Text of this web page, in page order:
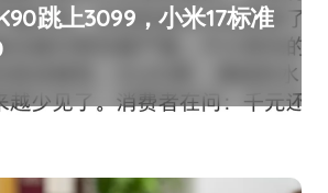
跳上3099，小米17标准